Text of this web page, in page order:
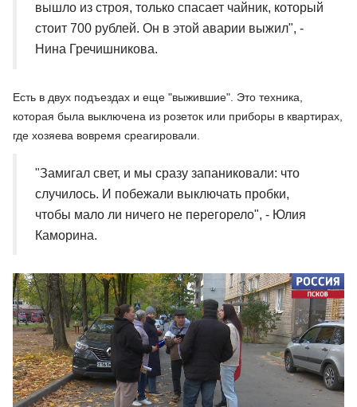
вышло из строя, только спасает чайник, который
стоит 700 рублей. Он в этой аварии выжил", -
Нина Гречишникова.
Есть в двух подъездах и еще "выжившие". Это техника,
которая была выключена из розеток или приборы в квартирах,
где хозяева вовремя среагировали.
"Замигал свет, и мы сразу запаниковали: что
случилось. И побежали выключать пробки,
чтобы мало ли ничего не перегорело", - Юлия
Каморина.